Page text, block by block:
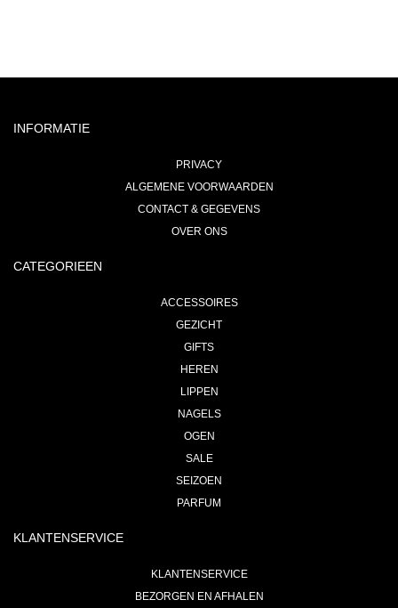
INFORMATIE
PRIVACY
ALGEMENE VOORWAARDEN
CONTACT & GEGEVENS
OVER ONS
CATEGORIEEN
ACCESSOIRES
GEZICHT
GIFTS
HEREN
LIPPEN
NAGELS
OGEN
SALE
SEIZOEN
PARFUM
KLANTENSERVICE
KLANTENSERVICE
BEZORGEN EN AFHALEN